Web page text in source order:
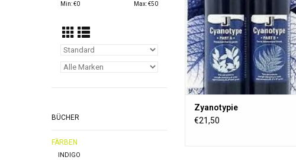
Min: €0 Max: €50
BÜCHER
FÄRBEN
INDIGO
Dunkelkammer, nur den
Cyanotype und einige
Sonnenstrahlen.
ZUM WARENKORB
Zyanotypie
€21,50